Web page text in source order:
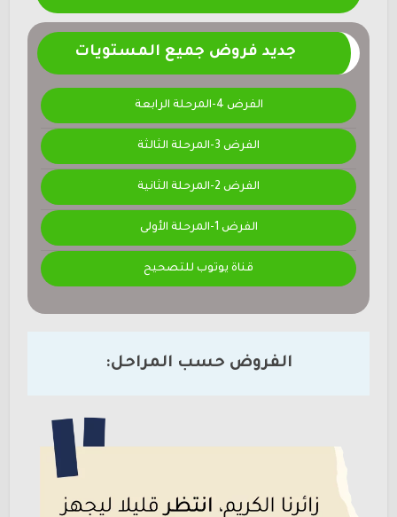
جديد فروض جميع المستويات
الفرض 4-المرحلة الرابعة
الفرض 3-المرحلة الثالثة
الفرض 2-المرحلة الثانية
الفرض 1-المرحلة الأولى
قناة يوتوب للتصحيح
الفروض حسب المراحل: